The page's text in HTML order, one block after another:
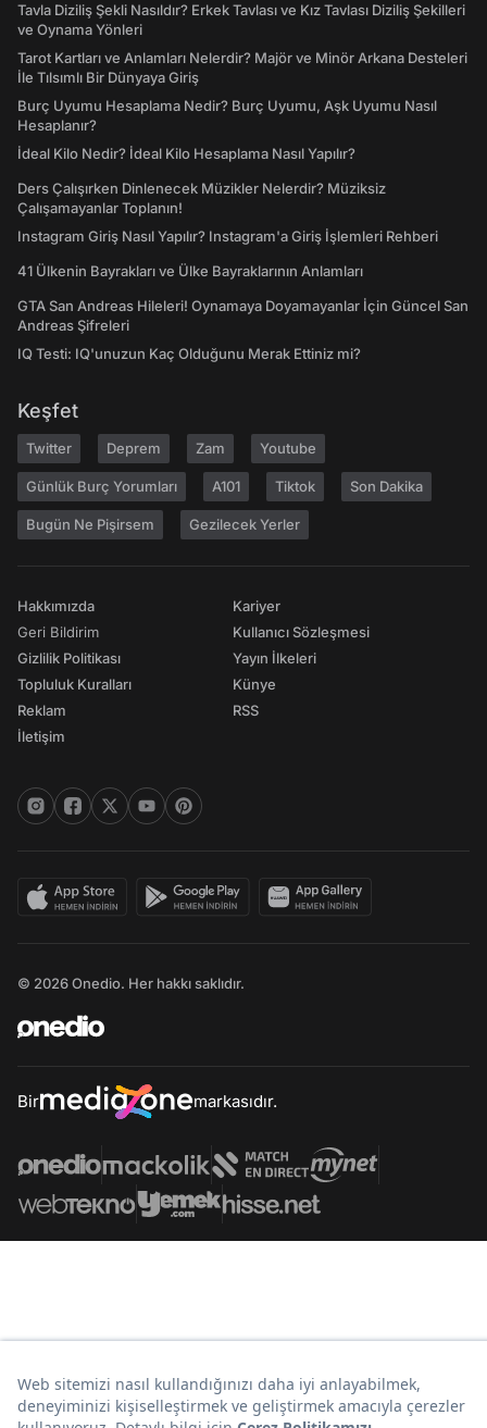
Tavla Diziliş Şekli Nasıldır? Erkek Tavlası ve Kız Tavlası Diziliş Şekilleri
ve Oynama Yönleri
Tarot Kartları ve Anlamları Nelerdir? Majör ve Minör Arkana Desteleri
İle Tılsımlı Bir Dünyaya Giriş
Burç Uyumu Hesaplama Nedir? Burç Uyumu, Aşk Uyumu Nasıl
Hesaplanır?
İdeal Kilo Nedir? İdeal Kilo Hesaplama Nasıl Yapılır?
Ders Çalışırken Dinlenecek Müzikler Nelerdir? Müziksiz
Çalışamayanlar Toplanın!
Instagram Giriş Nasıl Yapılır? Instagram'a Giriş İşlemleri Rehberi
41 Ülkenin Bayrakları ve Ülke Bayraklarının Anlamları
GTA San Andreas Hileleri! Oynamaya Doyamayanlar İçin Güncel San
Andreas Şifreleri
IQ Testi: IQ'unuzun Kaç Olduğunu Merak Ettiniz mi?
Keşfet
Twitter Deprem Zam Youtube
Günlük Burç Yorumları A101 Tiktok Son Dakika
Bugün Ne Pişirsem Gezilecek Yerler
Hakkımızda
Geri Bildirim
Gizlilik Politikası
Topluluk Kuralları
Reklam
İletişim
Kariyer
Kullanıcı Sözleşmesi
Yayın İlkeleri
Künye
RSS
© 2026 Onedio. Her hakkı saklıdır.
Bir markasıdır.